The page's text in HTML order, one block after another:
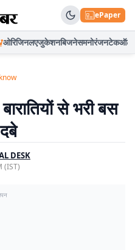
ePaper
ओरिजिनलएजुकेशनबिजनेसमनोरंजनटेकऑटो
से भरी बस
DESK
(IST)